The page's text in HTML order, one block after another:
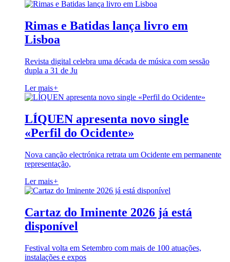
Rimas e Batidas lança livro em
Lisboa
Revista digital celebra uma década de música com sessão
dupla a 31 de Ju
Ler mais+
LÍQUEN apresenta novo single
«Perfil do Ocidente»
Nova canção electrónica retrata um Ocidente em permanente
representação,
Ler mais+
Cartaz do Iminente 2026 já está
disponível
Festival volta em Setembro com mais de 100 atuações,
instalações e expos